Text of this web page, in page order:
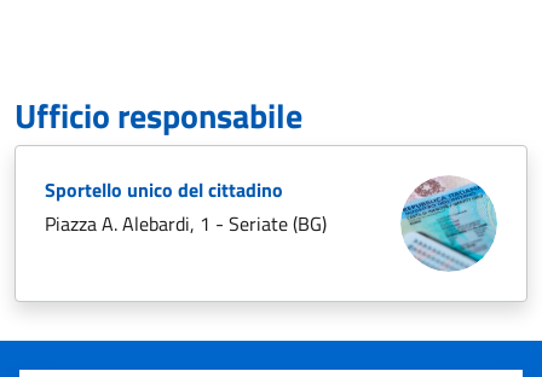
Ufficio responsabile
Sportello unico del cittadino
Piazza A. Alebardi, 1 - Seriate (BG)